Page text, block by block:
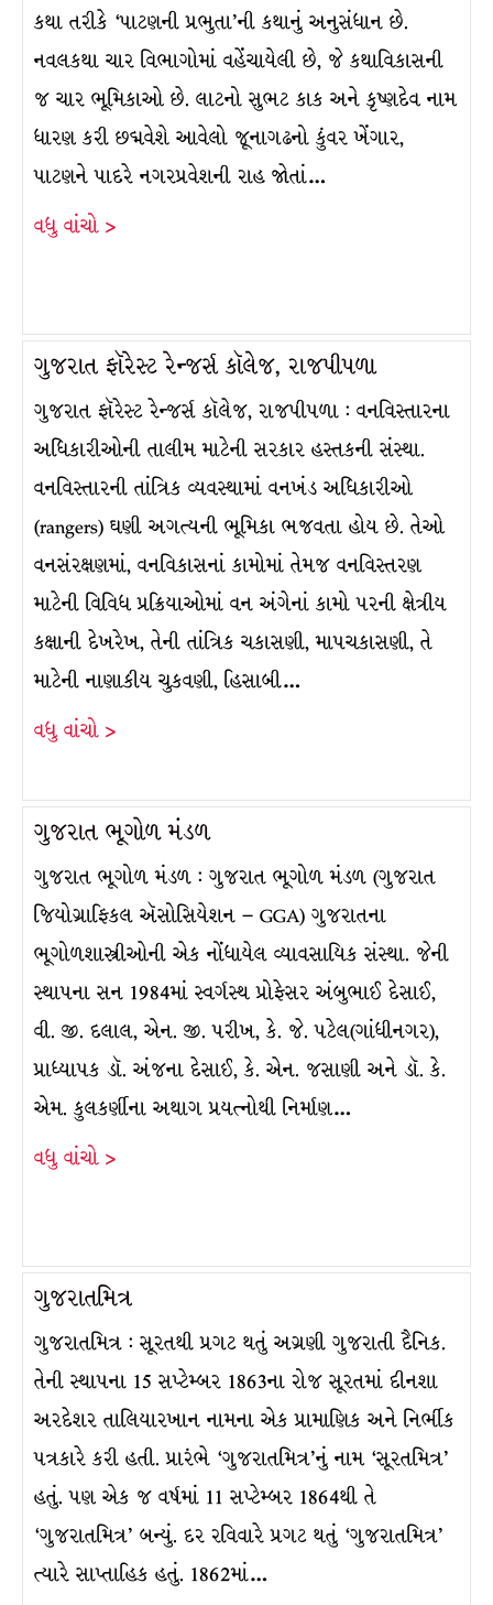
કથા તરીકે ‘પાટણની પ્રભુતા’ની કથાનું અનુસંધાન છે.
નવલકથા ચાર વિભાગોમાં વહેંચાયેલી છે, જે કથાવિકાસની
જ ચાર ભૂમિકાઓ છે. લાટનો સુભટ કાક અને કૃષ્ણદેવ નામ
ધારણ કરી છદ્મવેશે આવેલો જૂનાગઢનો કુંવર ખેંગાર,
પાટણને પાદરે નગરપ્રવેશની રાહ જોતાં…
વધુ વાંચો >
ગુજરાત ફૉરેસ્ટ રેન્જર્સ કૉલેજ, રાજપીપળા
ગુજરાત ફૉરેસ્ટ રેન્જર્સ કૉલેજ, રાજપીપળા : વનવિસ્તારના
અધિકારીઓની તાલીમ માટેની સરકાર હસ્તકની સંસ્થા.
વનવિસ્તારની તાંત્રિક વ્યવસ્થામાં વનખંડ અધિકારીઓ
(rangers) ઘણી અગત્યની ભૂમિકા ભજવતા હોય છે. તેઓ
વનસંરક્ષણમાં, વનવિકાસનાં કામોમાં તેમજ વનવિસ્તરણ
માટેની વિવિધ પ્રક્રિયાઓમાં વન અંગેનાં કામો પરની ક્ષેત્રીય
કક્ષાની દેખરેખ, તેની તાંત્રિક ચકાસણી, માપચકાસણી, તે
માટેની નાણાકીય ચુકવણી, હિસાબી…
વધુ વાંચો >
ગુજરાત ભૂગોળ મંડળ
ગુજરાત ભૂગોળ મંડળ : ગુજરાત ભૂગોળ મંડળ (ગુજરાત
જિયોગ્રાફિકલ ઍસોસિયેશન – GGA) ગુજરાતના
ભૂગોળશાસ્ત્રીઓની એક નોંધાયેલ વ્યાવસાયિક સંસ્થા. જેની
સ્થાપના સન 1984માં સ્વર્ગસ્થ પ્રોફેસર અંબુભાઈ દેસાઈ,
વી. જી. દલાલ, એન. જી. પરીખ, કે. જે. પટેલ(ગાંધીનગર),
પ્રાધ્યાપક ડૉ. અંજના દેસાઈ, કે. એન. જસાણી અને ડૉ. કે.
એમ. કુલકર્ણીના અથાગ પ્રયત્નોથી નિર્માણ…
વધુ વાંચો >
ગુજરાતમિત્ર
ગુજરાતમિત્ર : સૂરતથી પ્રગટ થતું અગ્રણી ગુજરાતી દૈનિક.
તેની સ્થાપના 15 સપ્ટેમ્બર 1863ના રોજ સૂરતમાં દીનશા
અરદેશર તાલિયારખાન નામના એક પ્રામાણિક અને નિર્ભીક
પત્રકારે કરી હતી. પ્રારંભે ‘ગુજરાતમિત્ર’નું નામ ‘સૂરતમિત્ર’
હતું. પણ એક જ વર્ષમાં 11 સપ્ટેમ્બર 1864થી તે
‘ગુજરાતમિત્ર’ બન્યું. દર રવિવારે પ્રગટ થતું ‘ગુજરાતમિત્ર’
ત્યારે સાપ્તાહિક હતું. 1862માં…